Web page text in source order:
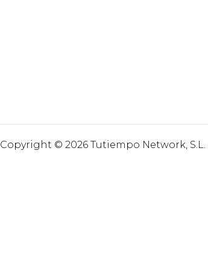
Copyright © 2026 Tutiempo Network, S.L. |